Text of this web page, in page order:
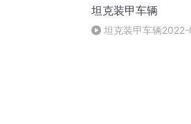
坦克装甲车辆
坦克装甲车辆2022-